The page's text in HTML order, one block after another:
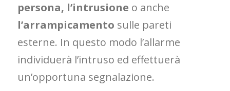
persona, l’intrusione o anche
l’arrampicamento sulle pareti
esterne. In questo modo l’allarme
individuerà l’intruso ed effettuerà
un’opportuna segnalazione.